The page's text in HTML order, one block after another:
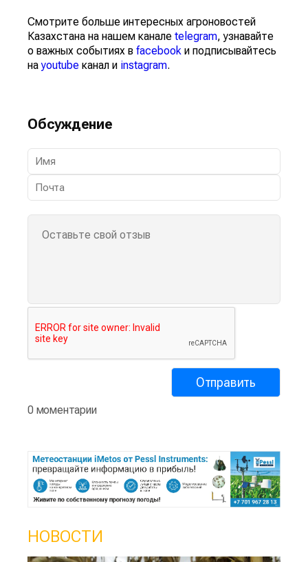
Смотрите больше интересных агроновостей
Казахстана на нашем канале telegram, узнавайте
о важных событиях в facebook и подписывайтесь
наyoutube канал и instagram.
Обсуждение
0 моментарии
НОВОСТИ